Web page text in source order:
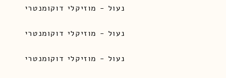
נעול - מוזיקלי דוקומנטרי
נעול - מוזיקלי דוקומנטרי
נעול - מוזיקלי דוקומנטרי